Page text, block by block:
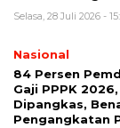
Selasa, 28 Juli 2026 -
Nasional
84 Persen
Gaji PPPK 2026,
Dipangkas,
Pengangkatan